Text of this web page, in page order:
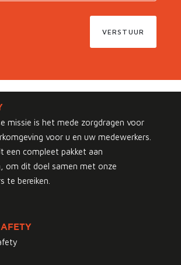
VERSTUUR
missie is het mede zorgdragen voor
voor u en uw medewerkers.
een compleet pakket aan
om dit doel samen met onze
te bereiken.